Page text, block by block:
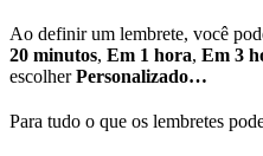
Ao definir um lembrete, você
20 minutos, Em 1 hora, Em 3
escolherPersonalizado…
Para tudo o que os lembretes